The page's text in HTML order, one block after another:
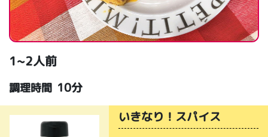
1~2人前
調理時間 10分
いきなり！スパイス